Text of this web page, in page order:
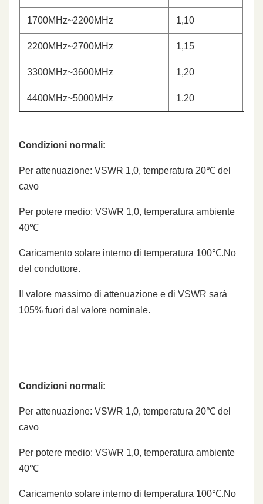
1700MHz~2200MHz 1,10
2200MHz~2700MHz 1,15
3300MHz~3600MHz 1,20
4400MHz~5000MHz 1,20
Condizioni normali:
Per attenuazione: VSWR 1,0, temperatura 20℃ del
cavo
Per potere medio: VSWR 1,0, temperatura ambiente
40℃
Caricamento solare interno di temperatura 100℃.No
del conduttore.
Il valore massimo di attenuazione e di VSWR sarà
105% fuori dal valore nominale.
Condizioni normali:
Per attenuazione: VSWR 1,0, temperatura 20℃ del
cavo
Per potere medio: VSWR 1,0, temperatura ambiente
40℃
Caricamento solare interno di temperatura 100℃.No